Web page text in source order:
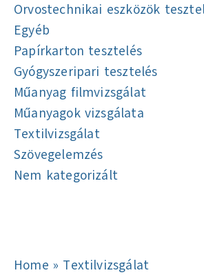
Orvostechnikai eszközök
Egyéb
Papírkarton tesztelés
Gyógyszeripari tesztelés
Műanyag filmvizsgálat
Műanyagok vizsgálata
Textilvizsgálat
Szövegelemzés
Nem kategorizált
Home » Textilvizsgálat